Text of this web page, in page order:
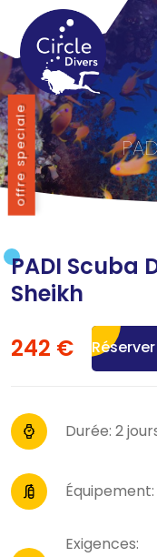
PADI Scuba
Sheikh
242 €
Durée: 2
Exigences:
offre speciale